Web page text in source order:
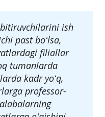
ish
past boʻlsa,
filiallar
tumanlarda
kadr yoʻq,
professor-